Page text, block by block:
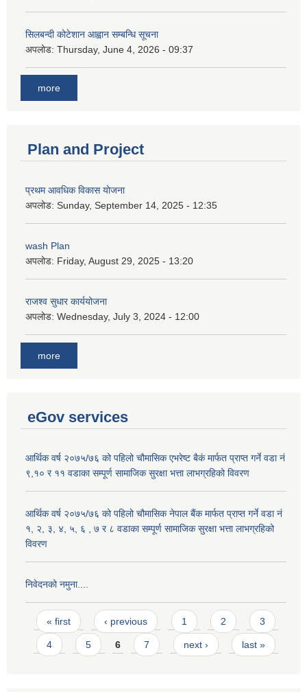
सिलबन्दी कोटेशान आह्वान सम्बन्धि सूचना
अपलोड: Thursday, June 4, 2026 - 09:37
more
Plan and Project
प्रथम आवधिक विकास योजना
अपलोड: Sunday, September 14, 2025 - 12:35
wash Plan
अपलोड: Friday, August 29, 2025 - 13:20
राजश्व सुधार कार्ययोजना
अपलोड: Wednesday, July 3, 2024 - 12:00
more
eGov services
आर्थिक वर्ष २०७५/७६ को पहिलो चौमासिक एभरेष्ट बैकं मार्फत प्राप्त गर्ने वडा नं
९,१० र ११ वडाका सम्पूर्ण सामाजिक सुरक्षा भत्ता लाभग्रहिको विवरण
आर्थिक वर्ष २०७५/७६ को पहिलो चौमासिक नेपाल बैंक मार्फत प्राप्त गर्ने वडा नं
१, २, ३, ४, ५, ६ , ७ र ८ वडाका सम्पूर्ण सामाजिक सुरक्षा भत्ता लाभग्रहिको
विवरण
निवेदनको नमुना....
Pages
« first ‹ previous 1 2 3
4 5 6 7 next › last »